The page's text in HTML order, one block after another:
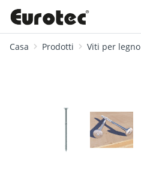
Casa Prodotti Viti per legno